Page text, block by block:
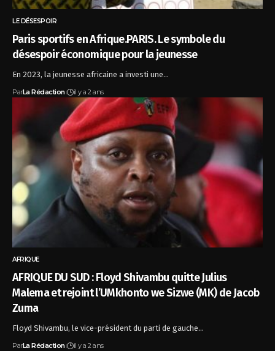
LE DÉSESPOIR
Paris sportifs en Afrique.PARIS. Le symbole du
désespoir économique pour la jeunesse
En 2023, la jeunesse africaine a investi une…
ParLa Rédaction il y a 2 ans
AFRIQUE
AFRIQUE DU SUD : Floyd Shivambu quitte Julius
Malema et rejoint l’UMkhonto we Sizwe (MK) de Jacob
Zuma
Floyd Shivambu, le vice-président du parti de gauche…
ParLa Rédaction il y a 2 ans